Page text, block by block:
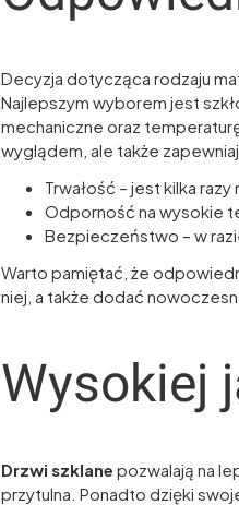
Decyzja dotycząca rodzaju
Najlepszym wyborem jest
mechaniczne oraz
wyglądem, ale także
Trwałość – jest kilka
Odporność na wysokie
Bezpieczeństwo – w
Warto pamiętać, że
niej, a także dodać
Wysokiej
Drzwi szklane pozwalają na
przytulna. Ponadto dzięki